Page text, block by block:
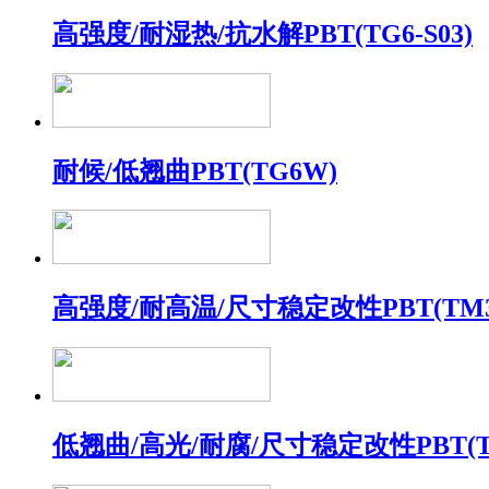
高强度/耐湿热/抗水解PBT(TG6-S03)
耐候/低翘曲PBT(TG6W)
高强度/耐高温/尺寸稳定改性
低翘曲/高光/耐腐/尺寸稳定改性